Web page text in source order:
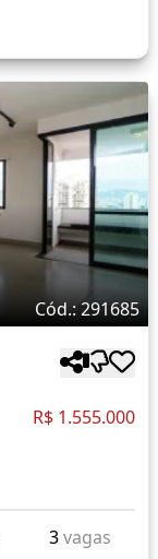
Cód.: 291685
R$ 1.555.000
3vagas